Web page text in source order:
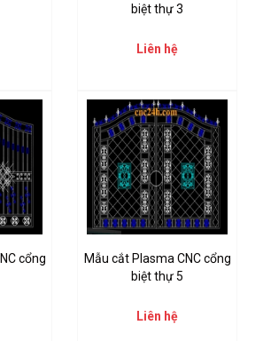
biệt thự 3
Liên hệ
cổng
Mẫu cắt Plasma CNC cổng
biệt thự 5
Liên hệ